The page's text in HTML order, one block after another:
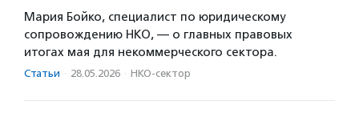
Мария Бойко, специалист по юридическому
сопровождению НКО, — о главных правовых
итогах мая для некоммерческого сектора.
Статьи · 28.05.2026 · НКО-сектор